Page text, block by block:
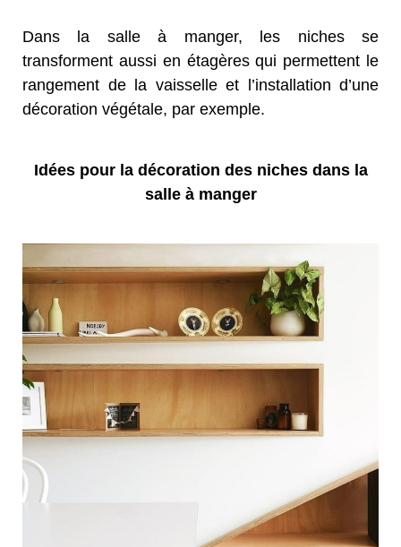
Dans la salle à manger, les niches se
transforment aussi en étagères qui permettent le
rangement de la vaisselle et l’installation d’une
décoration végétale, par exemple.
Idées pour la décoration des niches dans la
salle à manger